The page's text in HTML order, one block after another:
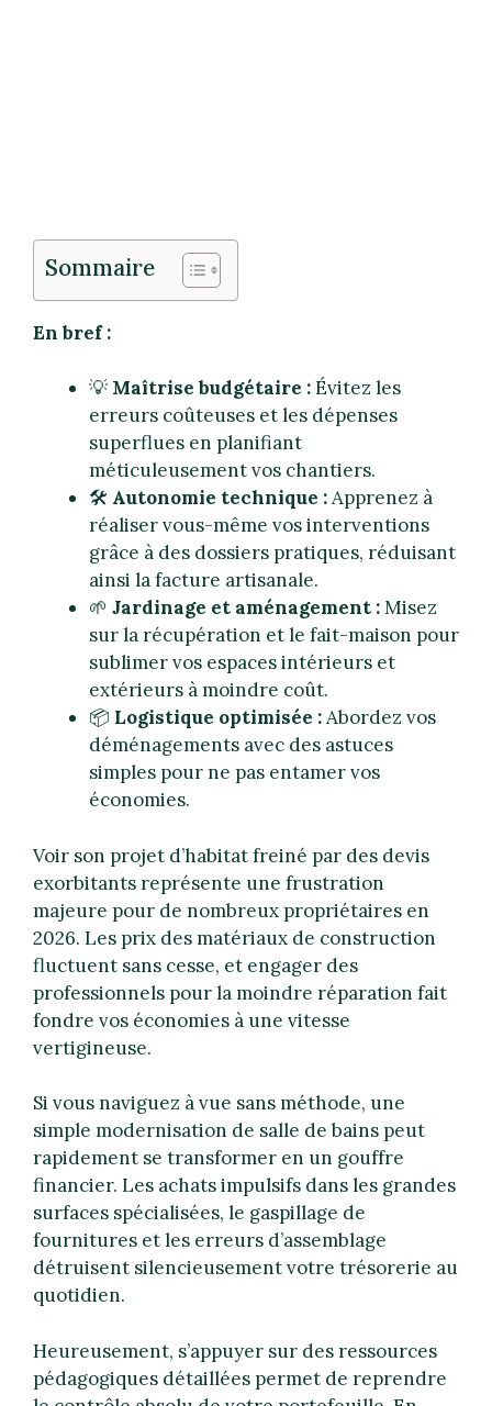
Sommaire
En bref :
💡 Maîtrise budgétaire :Évitez les
erreurs coûteuses et les dépenses
superflues en planifiant
méticuleusement vos chantiers.
🛠️ Autonomie technique :Apprenez à
réaliser vous-même vos interventions
grâce à des dossiers pratiques, réduisant
ainsi la facture artisanale.
🌱 Jardinage et aménagement :Misez
sur la récupération et le fait-maison pour
sublimer vos espaces intérieurs et
extérieurs à moindre coût.
📦 Logistique optimisée :Abordez vos
déménagements avec des astuces
simples pour ne pas entamer vos
économies.
Voir son projet d’habitat freiné par des devis
exorbitants représente une frustration
majeure pour de nombreux propriétaires en
2026. Les prix des matériaux de construction
fluctuent sans cesse, et engager des
professionnels pour la moindre réparation fait
fondre vos économies à une vitesse
vertigineuse.
Si vous naviguez à vue sans méthode, une
simple modernisation de salle de bains peut
rapidement se transformer en un gouffre
financier. Les achats impulsifs dans les grandes
surfaces spécialisées, le gaspillage de
fournitures et les erreurs d’assemblage
détruisent silencieusement votre trésorerie au
quotidien.
Heureusement, s’appuyer sur des ressources
pédagogiques détaillées permet de reprendre